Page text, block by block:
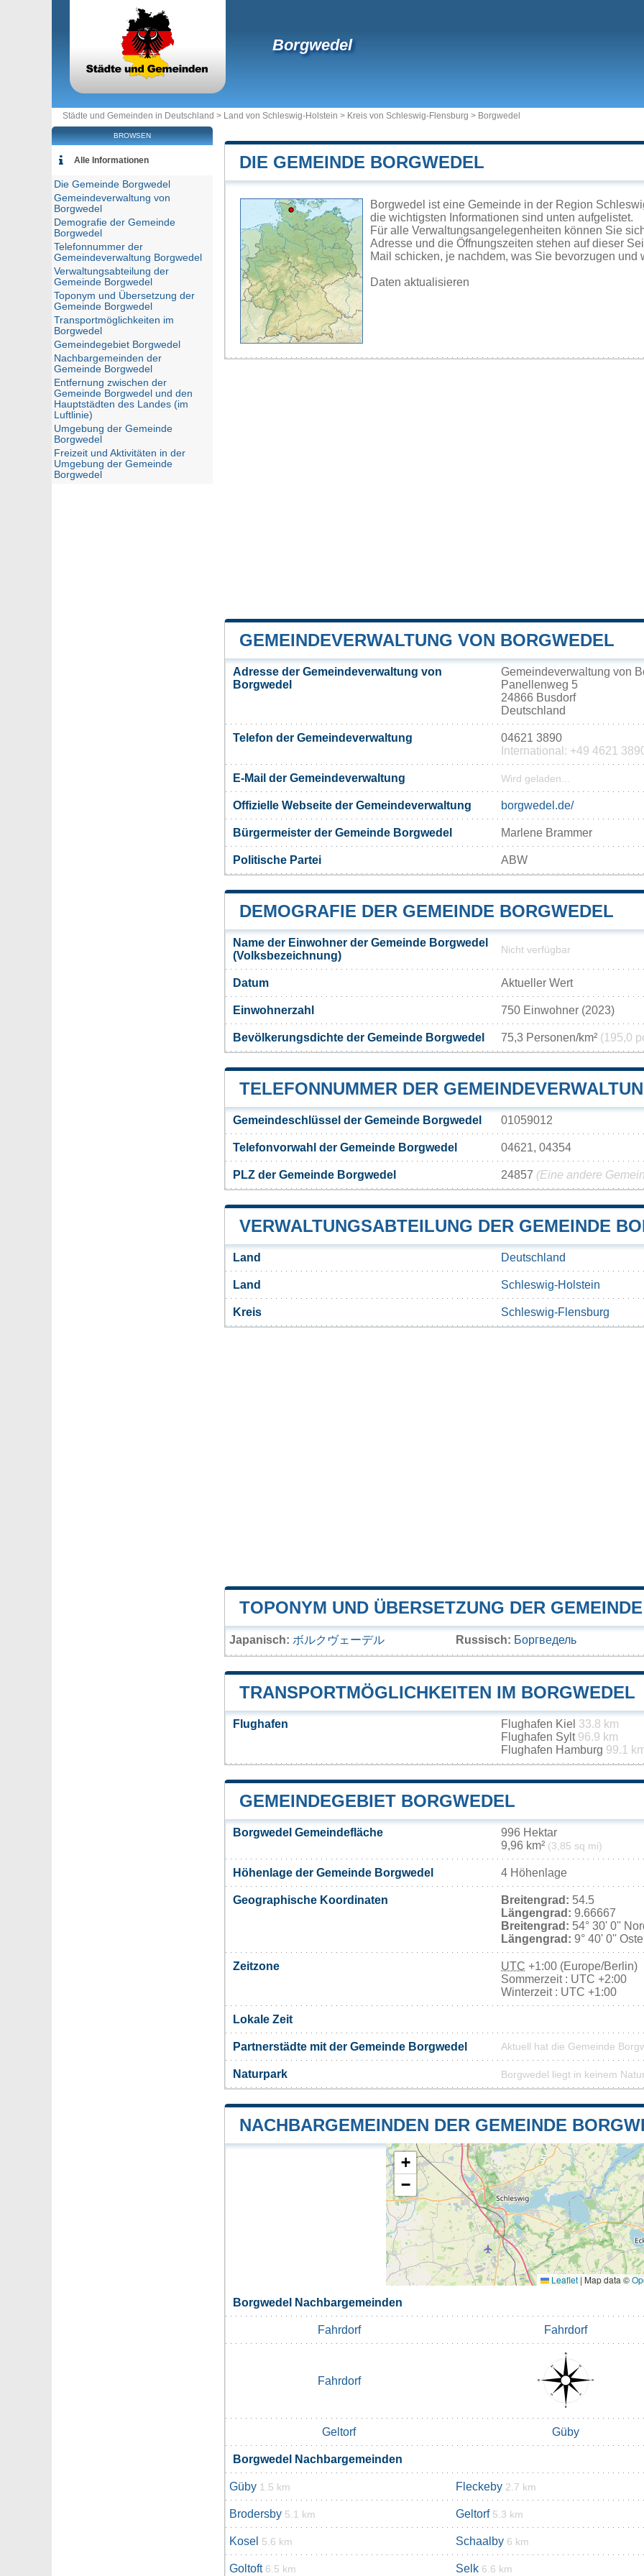
Borgwedel
Städte und Gemeinden in Deutschland > Land von Schleswig-Holstein > Kreis von Schleswig-Flensburg > Borgwedel
DIE GEMEINDE BORGWEDEL
Borgwedel ist eine Gemeinde in der Region
die wichtigsten Informationen sind unten aufgelistet.
Für alle Verwaltungsangelegenheiten können Sie
Adresse und die Öffnungszeiten stehen auf dieser
Mail schicken, je nachdem, was Sie bevorzugen und
Daten aktualisieren
GEMEINDEVERWALTUNG VON BORGWEDEL
Adresse der Gemeindeverwaltung von
Borgwedel
Gemeindeverwaltung von
Panellenweg 5
24866 Busdorf
Deutschland
Telefon der Gemeindeverwaltung
04621 3890
International: +49 4621
E-Mail der Gemeindeverwaltung Wird geladen...
Offizielle Webseite der Gemeindeverwaltung borgwedel.de/
Bürgermeister der Gemeinde Borgwedel Marlene Brammer
Politische Partei ABW
DEMOGRAFIE DER GEMEINDE BORGWEDEL
Name der Einwohner der Gemeinde Borgwedel
(Volksbezeichnung)
Nicht verfügbar
Datum Aktueller Wert
Einwohnerzahl 750 Einwohner (2023)
Bevölkerungsdichte der Gemeinde Borgwedel 75,3 Personen/km² (195,0
TELEFONNUMMER DER
Gemeindeschlüssel der Gemeinde Borgwedel 01059012
Telefonvorwahl der Gemeinde Borgwedel 04621, 04354
PLZ der Gemeinde Borgwedel 24857 (Eine andere
VERWALTUNGSABTEILUNG DER GEMEINDE
Land Deutschland
Land Schleswig-Holstein
Kreis Schleswig-Flensburg
TOPONYM UND ÜBERSETZUNG DER
Japanisch: ボルクヴェーデル Russisch: Боргведель
TRANSPORTMÖGLICHKEITEN IM BORGWEDEL
Flughafen Flughafen Kiel 33.8 km
Flughafen Sylt 96.9 km
Flughafen Hamburg 99.1
GEMEINDEGEBIET BORGWEDEL
Borgwedel Gemeindefläche
996 Hektar
9,96 km² (3,85 sq mi)
Höhenlage der Gemeinde Borgwedel 4 Höhenlage
Geographische Koordinaten Breitengrad: 54.5
Längengrad: 9.66667
Breitengrad: 54° 30' 0''
Längengrad: 9° 40' 0''
Zeitzone UTC +1:00 (Europe/Berlin)
Sommerzeit : UTC +2:00
Winterzeit : UTC +1:00
Lokale Zeit
Partnerstädte mit der Gemeinde Borgwedel Aktuell hat die Gemeinde
Naturpark Borgwedel liegt in keinem
NACHBARGEMEINDEN DER GEMEINDE
+
−
Leaflet | Map data ©
Borgwedel Nachbargemeinden
Fahrdorf Fahrdorf
Fahrdorf
Geltorf Güby
Borgwedel Nachbargemeinden
Güby 1.5 km Fleckeby 2.7 km
Brodersby 5.1 km Geltorf 5.3 km
Kosel 5.6 km Schaalby 6 km
Goltoft 6.5 km Selk 6.6 km
BROWSEN
Alle Informationen
Die Gemeinde Borgwedel
Gemeindeverwaltung von
Borgwedel
Demografie der Gemeinde
Borgwedel
Telefonnummer der
Gemeindeverwaltung Borgwedel
Verwaltungsabteilung der
Gemeinde Borgwedel
Toponym und Übersetzung der
Gemeinde Borgwedel
Transportmöglichkeiten im
Borgwedel
Gemeindegebiet Borgwedel
Nachbargemeinden der
Gemeinde Borgwedel
Entfernung zwischen der
Gemeinde Borgwedel und den
Hauptstädten des Landes (im
Luftlinie)
Umgebung der Gemeinde
Borgwedel
Freizeit und Aktivitäten in der
Umgebung der Gemeinde
Borgwedel